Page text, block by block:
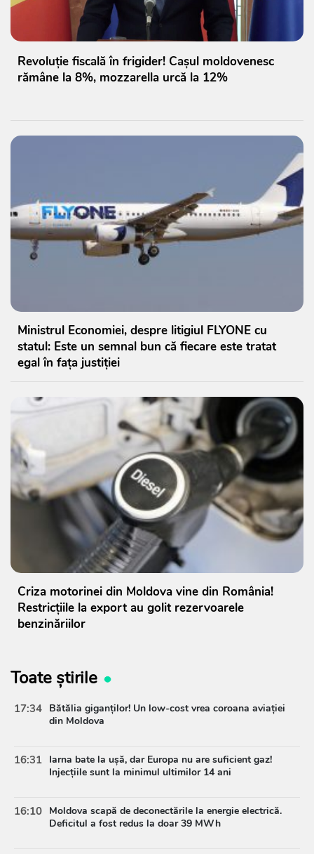
Revoluție fiscală în frigider! Cașul moldovenesc
rămâne la 8%, mozzarella urcă la 12%
Ministrul Economiei, despre litigiul FLYONE cu
statul: Este un semnal bun că fiecare este tratat
egal în fața justiției
Criza motorinei din Moldova vine din România!
Restricțiile la export au golit rezervoarele
benzinăriilor
Toate știrile
17:34 Bătălia giganților! Un low-cost vrea coroana aviației
din Moldova
16:31 Iarna bate la ușă, dar Europa nu are suficient gaz!
Injecțiile sunt la minimul ultimilor 14 ani
16:10 Moldova scapă de deconectările la energie electrică.
Deficitul a fost redus la doar 39 MWh